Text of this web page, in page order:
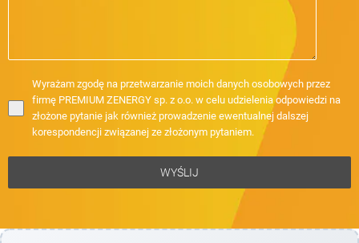
Wyrażam zgodę na przetwarzanie moich danych osobowych przez
firmę PREMIUM ZENERGY sp. z o.o. w celu udzielenia odpowiedzi na
złożone pytanie jak również prowadzenie ewentualnej dalszej
korespondencji związanej ze złożonym pytaniem.
WYŚLIJ